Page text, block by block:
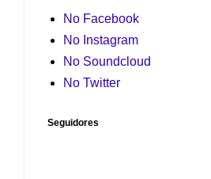
No Facebook
No Instagram
No Soundcloud
No Twitter
Seguidores